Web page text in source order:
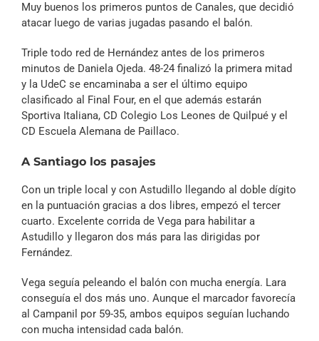
Muy buenos los primeros puntos de Canales, que decidió
atacar luego de varias jugadas pasando el balón.
Triple todo red de Hernández antes de los primeros
minutos de Daniela Ojeda. 48-24 finalizó la primera mitad
y la UdeC se encaminaba a ser el último equipo
clasificado al Final Four, en el que además estarán
Sportiva Italiana, CD Colegio Los Leones de Quilpué y el
CD Escuela Alemana de Paillaco.
A Santiago los pasajes
Con un triple local y con Astudillo llegando al doble dígito
en la puntuación gracias a dos libres, empezó el tercer
cuarto. Excelente corrida de Vega para habilitar a
Astudillo y llegaron dos más para las dirigidas por
Fernández.
Vega seguía peleando el balón con mucha energía. Lara
conseguía el dos más uno. Aunque el marcador favorecía
al Campanil por 59-35, ambos equipos seguían luchando
con mucha intensidad cada balón.